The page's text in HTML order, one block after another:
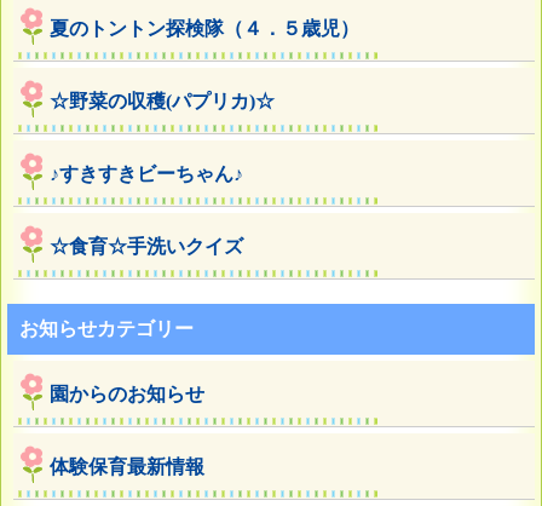
夏のトントン探検隊（４．５歳児）
☆野菜の収穫(パプリカ)☆
♪すきすきビーちゃん♪
☆食育☆手洗いクイズ
お知らせカテゴリー
園からのお知らせ
体験保育最新情報